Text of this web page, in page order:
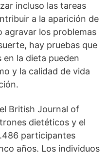
incluso las tareas
a la aparición de
agravar los problemas
hay pruebas que
en la dieta pueden
y la calidad de vida
British Journal of
dietéticos y el
participantes
años. Los individuos